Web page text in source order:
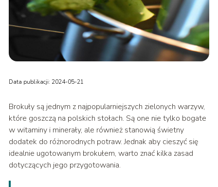
Data publikacji: 2024-05-21
Brokuły są jednym z najpopularniejszych zielonych warzyw,
które goszczą na polskich stołach. Są one nie tylko bogate
w witaminy i minerały, ale również stanowią świetny
dodatek do różnorodnych potraw. Jednak aby cieszyć się
idealnie ugotowanym brokułem, warto znać kilka zasad
dotyczących jego przygotowania.